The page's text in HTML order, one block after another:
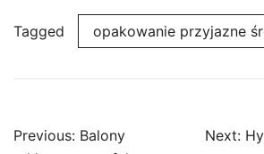
Tagged opakowanie przyjazne
Post
Previous: Balony
Next: